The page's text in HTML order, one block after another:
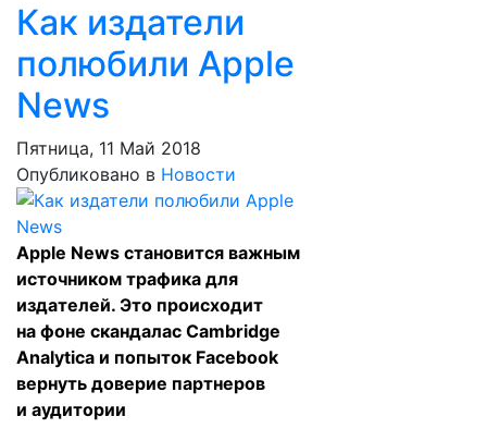
Как издатели
полюбили Apple
News
Пятница, 11 Май 2018
Опубликовано в Новости
Apple News становится важным
источником трафика для
издателей. Это происходит
на фоне скандалас Cambridge
Analytica и попыток Facebook
вернуть доверие партнеров
и аудитории